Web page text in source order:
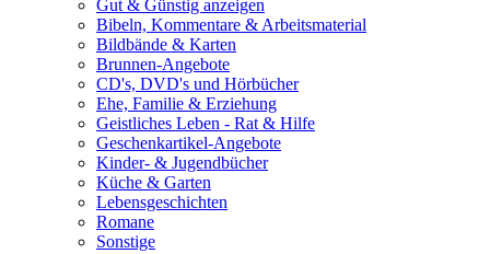
Gut & Günstig anzeigen
Bibeln, Kommentare & Arbeitsmaterial
Bildbände & Karten
Brunnen-Angebote
CD's, DVD's und Hörbücher
Ehe, Familie & Erziehung
Geistliches Leben - Rat & Hilfe
Geschenkartikel-Angebote
Kinder- & Jugendbücher
Küche & Garten
Lebensgeschichten
Romane
Sonstige